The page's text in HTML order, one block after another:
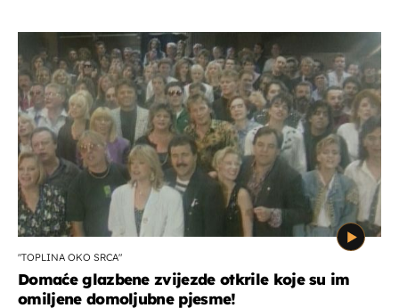
"TOPLINA OKO SRCA"
Domaće glazbene zvijezde otkrile koje su im
omiljene domoljubne pjesme!